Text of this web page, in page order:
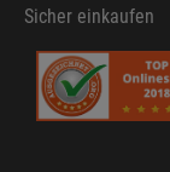
Sicher einkaufen